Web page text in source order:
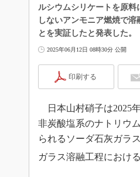
ルシウムシリケートを原料
しないアンモニア燃焼で
とを実証したと発表した。
2025年06月12日 08時30分 公開
印刷する
日本山村硝子は2025
非炭酸塩系のナトリウ
られるソーダ石灰ガラ
ガラス溶融工程におけ